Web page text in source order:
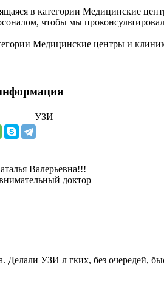
в категории Медицинские
чтобы мы
Медицинские центры и
УЗИ
Валерьевна!!!
доктор
Делали УЗИ л гких, без очередей,